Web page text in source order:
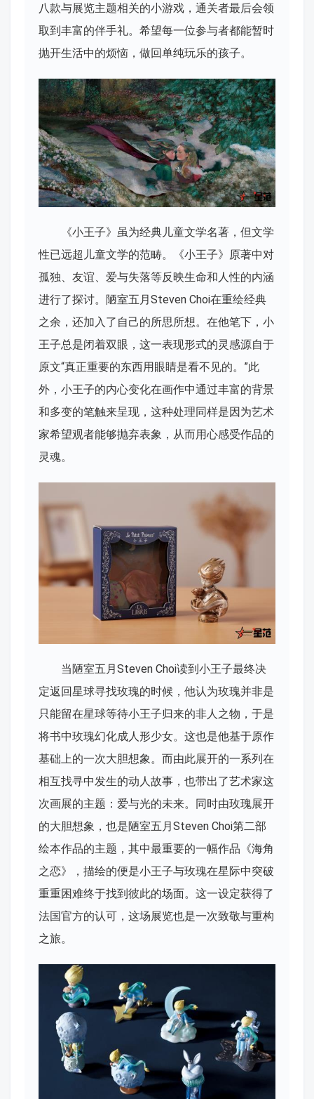
八款与展览主题相关的小游戏，通关者最后会领
取到丰富的伴手礼。希望每一位参与者都能暂时
抛开生活中的烦恼，做回单纯玩乐的孩子。
《小王子》虽为经典儿童文学名著，但文学
性已远超儿童文学的范畴。《小王子》原著中对
孤独、友谊、爱与失落等反映生命和人性的内涵
进行了探讨。陋室五月Steven Choi在重绘经典
之余，还加入了自己的所思所想。在他笔下，小
王子总是闭着双眼，这一表现形式的灵感源自于
原文“真正重要的东西用眼睛是看不见的。”此
外，小王子的内心变化在画作中通过丰富的背景
和多变的笔触来呈现，这种处理同样是因为艺术
家希望观者能够抛弃表象，从而用心感受作品的
灵魂。
当陋室五月Steven Choi读到小王子最终决
定返回星球寻找玫瑰的时候，他认为玫瑰并非是
只能留在星球等待小王子归来的非人之物，于是
将书中玫瑰幻化成人形少女。这也是他基于原作
基础上的一次大胆想象。而由此展开的一系列在
相互找寻中发生的动人故事，也带出了艺术家这
次画展的主题：爱与光的未来。同时由玫瑰展开
的大胆想象，也是陋室五月Steven Choi第二部
绘本作品的主题，其中最重要的一幅作品《海角
之恋》，描绘的便是小王子与玫瑰在星际中突破
重重困难终于找到彼此的场面。这一设定获得了
法国官方的认可，这场展览也是一次致敬与重构
之旅。